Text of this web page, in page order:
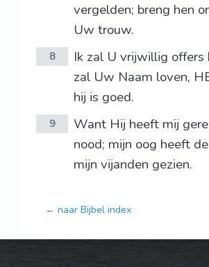
vergelden; breng hen
Uw trouw.
8
Ik zal U vrijwillig offers
zal Uw Naam loven,
hij is goed.
9
Want Hij heeft mij
nood; mijn oog heeft
mijn vijanden gezien.
← naar Bijbel index